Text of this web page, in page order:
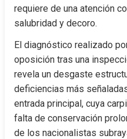
requiere de una atención
salubridad y decoro.
El diagnóstico realizado
oposición tras una
revela un desgaste
deficiencias más
entrada principal, cuya
falta de conservación
de los nacionalistas